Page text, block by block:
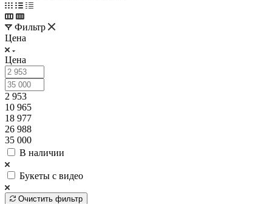
Фильтр
Цена
Цена
2 953
10 965
18 977
26 988
35 000
В наличии
Букеты с видео
Очистить фильтр